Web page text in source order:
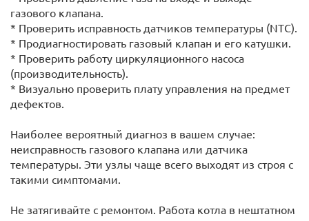
газового клапана.
* Проверить исправность датчиков температуры (NTC).
* Продиагностировать газовый клапан и его катушки.
* Проверить работу циркуляционного насоса
(производительность).
* Визуально проверить плату управления на предмет
дефектов.
Наиболее вероятный диагноз в вашем случае:
неисправность газового клапана или датчика
температуры. Эти узлы чаще всего выходят из строя с
такими симптомами.
Не затягивайте с ремонтом. Работа котла в нештатном